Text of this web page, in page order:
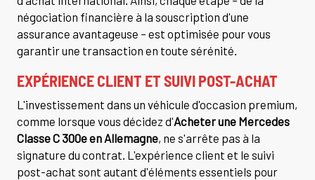
négociation financière à la souscription d'une
assurance avantageuse – est optimisée pour vous
garantir une transaction en toute sérénité.
EXPÉRIENCE CLIENT ET SUIVI POST-ACHAT
L'investissement dans un véhicule d'occasion premium,
comme lorsque vous décidez d'Acheter une Mercedes
Classe C 300e en Allemagne, ne s'arrête pas à la
signature du contrat. L'expérience client et le suivi
post-achat sont autant d'éléments essentiels pour